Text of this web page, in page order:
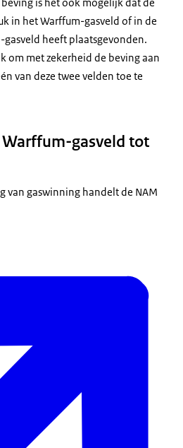
in het Warffum-gasveld of in de
heeft plaatsgevonden.
om met zekerheid de beving aan
van deze twee velden toe te
gasveld tot
van gaswinning handelt de NAM